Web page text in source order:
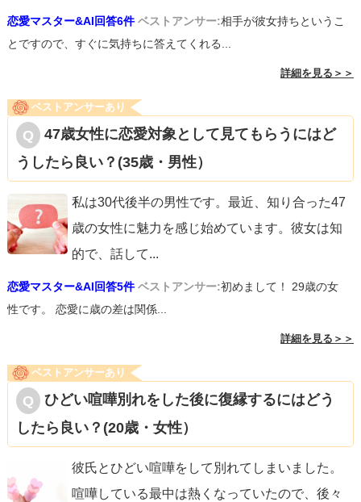
恋愛マスター&AI回答6件 ベストアンサー:相手が彼女持ちというこ
とですので、すぐに気持ちに答えてくれる...
詳細を見る＞＞
ベストアンサーあり
47歳女性に恋愛対象として見てもらうにはど
うしたら良い？(35歳・男性）
私は30代後半の男性です。最近、知り合った47
歳の女性に魅力を感じ始めています。彼女は知
的で、話して...
恋愛マスター&AI回答5件 ベストアンサー:初めまして！ 29歳の女
性です。 恋愛に歳の差は関係...
詳細を見る＞＞
ベストアンサーあり
ひどい喧嘩別れをした後に復縁するにはどう
したら良い？(20歳・女性）
彼氏とひどい喧嘩をして別れてしまいました。
喧嘩している最中は熱くなっていたので、後々